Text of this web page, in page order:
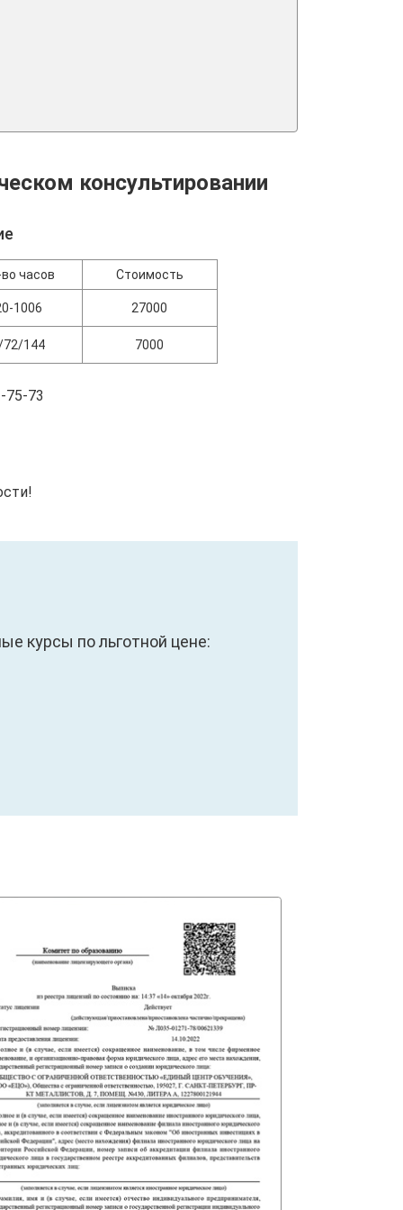
консультировании
часов
Стоимость
1006 27000
72/144 7000
75-73
курсы по льготной цене: